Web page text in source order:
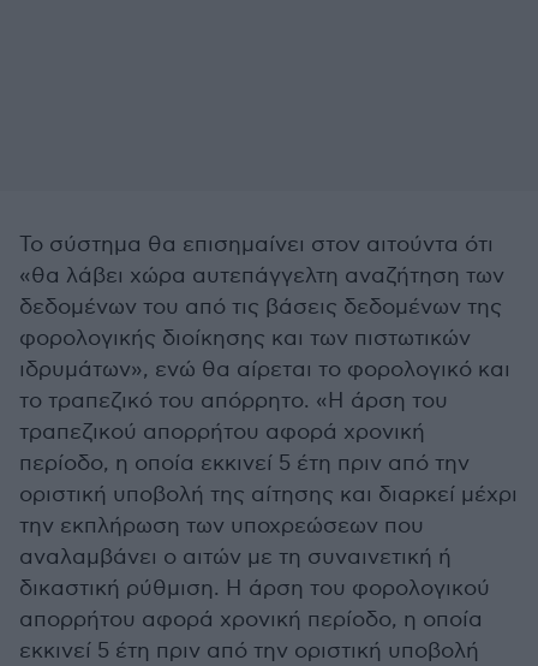
Το σύστημα θα επισημαίνει στον αιτούντα ότι
«θα λάβει χώρα αυτεπάγγελτη αναζήτηση των
δεδομένων του από τις βάσεις δεδομένων της
φορολογικής διοίκησης και των πιστωτικών
ιδρυμάτων», ενώ θα αίρεται το φορολογικό και
το τραπεζικό του απόρρητο. «Η άρση του
τραπεζικού απορρήτου αφορά χρονική
περίοδο, η οποία εκκινεί 5 έτη πριν από την
οριστική υποβολή της αίτησης και διαρκεί μέχρι
την εκπλήρωση των υποχρεώσεων που
αναλαμβάνει ο αιτών με τη συναινετική ή
δικαστική ρύθμιση. Η άρση του φορολογικού
απορρήτου αφορά χρονική περίοδο, η οποία
εκκινεί 5 έτη πριν από την οριστική υποβολή